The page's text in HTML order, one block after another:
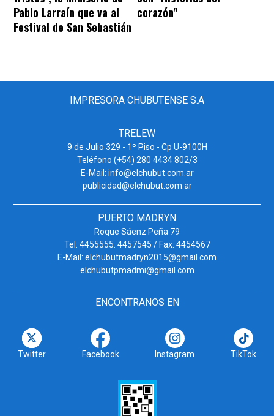
Pablo Larraín que va al
Festival de San Sebastián
corazón"
IMPRESORA CHUBUTENSE S.A
TRELEW
9 de Julio 329 - 1º Piso - Cp U-9100H
Teléfono (+54) 280 4434 802/3
E-Mail: info@elchubut.com.ar
publicidad@elchubut.com.ar
PUERTO MADRYN
Roque Sáenz Peña 79
Tel: 4455555. 4457545 / Fax: 4454567
E-Mail: elchubutmadryn2015@gmail.com
elchubutpmadmi@gmail.com
ENCONTRANOS EN
Twitter Facebook Instagram TikTok